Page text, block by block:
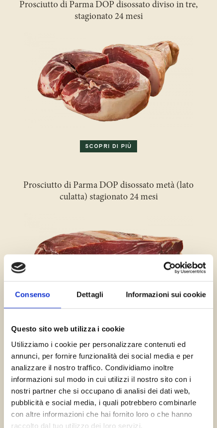
Consenso Dettagli Informazioni sui cookie
Questo sito web utilizza i cookie
Utilizziamo i cookie per personalizzare contenuti ed
annunci, per fornire funzionalità dei social media e per
analizzare il nostro traffico. Condividiamo inoltre
informazioni sul modo in cui utilizzi il nostro sito con i
nostri partner che si occupano di analisi dei dati web,
pubblicità e social media, i quali potrebbero combinarle
con altre informazioni che hai fornito loro o che hanno
raccolto dal tuo utilizzo dei loro servizi.
Prosciutto di Parma DOP disossato diviso in tre,
stagionato 24 mesi
SCOPRI DI PIÙ
Prosciutto di Parma DOP disossato metà (lato
culatta) stagionato 24 mesi
SCOPRI DI PIÙ
Trancio di prosciutto di Parma Stagionato 24 Mesi